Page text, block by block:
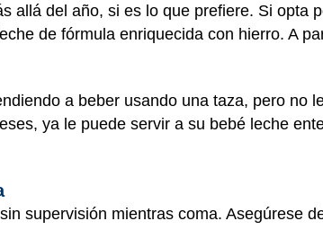
allá del año, si es lo que prefiere. Si opta
de fórmula enriquecida con hierro. A
a beber usando una taza, pero no
ya le puede servir a su bebé leche
supervisión mientras coma. Asegúrese